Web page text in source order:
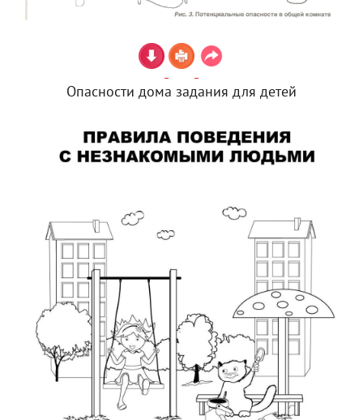
Опасности дома задания для детей